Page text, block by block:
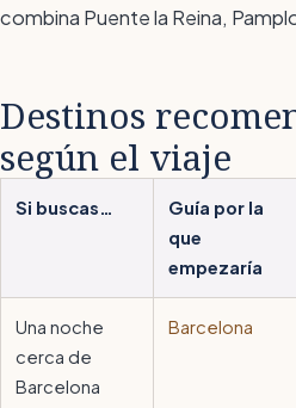
combina Puente la Reina,
Destinos
según el viaje
Si buscas…
Guía por la
que
empezaría
Una noche
cerca de
Barcelona
Barcelona